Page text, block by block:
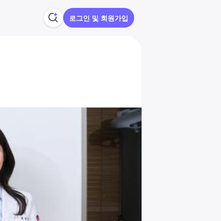
로그인 및 회원가입